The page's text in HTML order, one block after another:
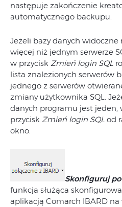
następuje zakończenie
automatycznego backupu.
Jeżeli bazy danych widoczne
więcej niż jednym serwerze
w przycisk Zmień login SQL
lista znalezionych serwerów
jednego z serwerów
zmiany użytkownika SQL.
danych programu jest jeden,
przycisk Zmień login SQL od
okno.
Skonfiguruj
funkcja służąca
aplikacją Comarch IBARD